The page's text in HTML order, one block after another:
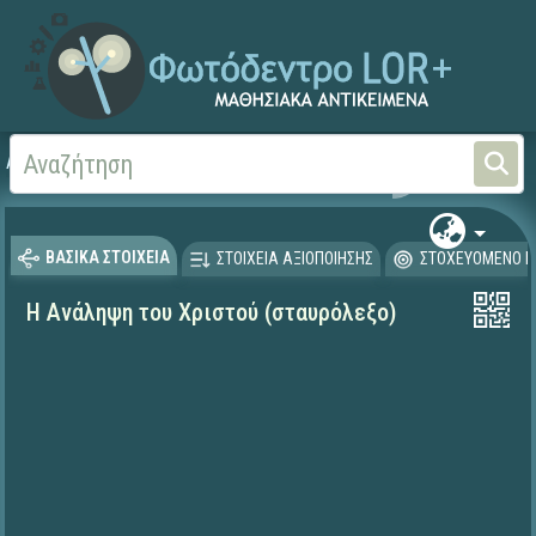
Αρχική Καινή
ΒΑΣΙΚΑ ΣΤΟΙΧΕΙΑ ΣΤΟΙΧΕΙΑ ΑΞΙΟΠΟΙΗΣΗΣ ΣΤΟΧΕΥΟΜΕΝΟ
Η Ανάληψη του Χριστού (σταυρόλεξο)